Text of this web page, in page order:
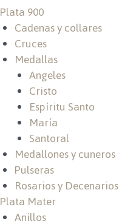
Plata 900
Cadenas y collares
Cruces
Medallas
Angeles
Cristo
Espíritu Santo
María
Santoral
Medallones y cuneros
Pulseras
Rosarios y Decenarios
Plata Mater